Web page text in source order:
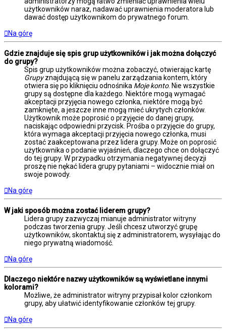
użytkowników naraz, nadawać uprawnienia moderatora lub
dawać dostęp użytkownikom do prywatnego forum.
Na górę
Gdzie znajduje się spis grup użytkowników i jak można dołączyć
do grupy?
Spis grup użytkowników można zobaczyć, otwierając kartę
Grupyznajdującą się w panelu zarządzania kontem, który
otwiera się po kliknięciu odnośnika Moje konto. Nie wszystkie
grupy są dostępne dla każdego. Niektóre mogą wymagać
akceptacji przyjęcia nowego członka, niektóre mogą być
zamknięte, a jeszcze inne mogą mieć ukrytych członków.
Użytkownik może poprosić o przyjęcie do danej grupy,
naciskając odpowiedni przycisk. Prośba o przyjęcie do grupy,
która wymaga akceptacji przyjęcia nowego członka, musi
zostać zaakceptowana przez lidera grupy. Może on poprosić
użytkownika o podanie wyjaśnień, dlaczego chce on dołączyć
do tej grupy. W przypadku otrzymania negatywnej decyzji
proszę nie nękać lidera grupy pytaniami – widocznie miał on
swoje powody.
Na górę
W jaki sposób można zostać liderem grupy?
Lidera grupy zazwyczaj mianuje administrator witryny
podczas tworzenia grupy. Jeśli chcesz utworzyć grupę
użytkowników, skontaktuj się z administratorem, wysyłając do
niego prywatną wiadomość.
Na górę
Dlaczego niektóre nazwy użytkowników są wyświetlane innymi
kolorami?
Możliwe, że administrator witryny przypisał kolor członkom
grupy, aby ułatwić identyfikowanie członków tej grupy.
Na górę